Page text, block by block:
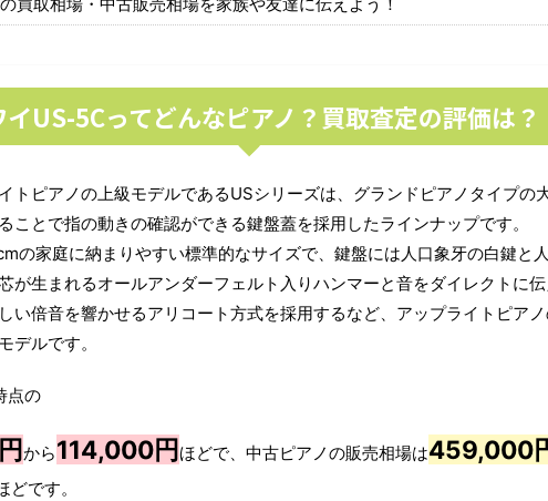
イUS-5Cってどんなピアノ？買取査定の評価は？
トピアノの上級モデルであるUSシリーズは、グランドピアノタイプの
ことで指の動きの確認ができる鍵盤蓋を採用したラインナップです。
の家庭に納まりやすい標準的なサイズで、鍵盤には人口象牙の白鍵と
が生まれるオールアンダーフェルト入りハンマーと音をダイレクトに
い倍音を響かせるアリコート方式を採用するなど、アップライトピア
デルです。
点の
から114,000円ほどで、中古ピアノの販売相場は459,000
どです。